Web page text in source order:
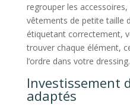
regrouper les
vêtements de petite taille
étiquetant correctement,
trouver chaque élément,
l’ordre dans votre dressing.
Investissement
adaptés